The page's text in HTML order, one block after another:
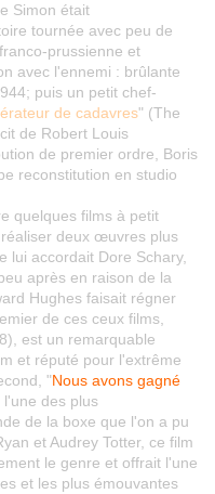
Simon était
tournée avec peu de
prussienne et
avec l'ennemi : brûlante
puis un petit chef-
de cadavres" (The
de Robert Louis
de premier ordre, Boris
reconstitution en studio
quelques films à petit
deux œuvres plus
lui accordait Dore Schary,
après en raison de la
Hughes faisait régner
de ces ceux films,
est un remarquable
et réputé pour l'extrême
"Nous avons gagné
des plus
de la boxe que l'on a pu
et Audrey Totter, ce film
le genre et offrait l'une
et les plus émouvantes